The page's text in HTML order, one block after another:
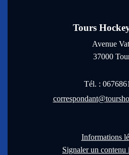
Tours
Avenue
37000
Tél. :
Informations
Signaler un contenu